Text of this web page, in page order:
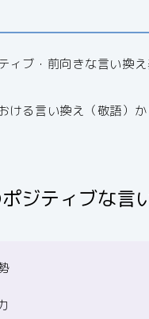
ィブ・前向きな言い換
ける言い換え（敬語）か
ジティブな言